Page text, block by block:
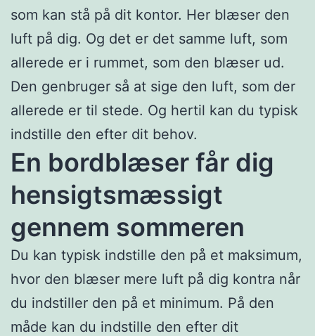
som kan stå på dit kontor. Her blæser den
luft på dig. Og det er det samme luft, som
allerede er i rummet, som den blæser ud.
Den genbruger så at sige den luft, som der
allerede er til stede. Og hertil kan du typisk
indstille den efter dit behov.
En bordblæser får dig
hensigtsmæssigt
gennem sommeren
Du kan typisk indstille den på et maksimum,
hvor den blæser mere luft på dig kontra når
du indstiller den på et minimum. På den
måde kan du indstille den efter dit